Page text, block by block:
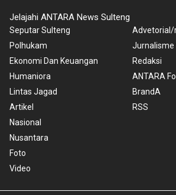
Jelajahi ANTARA News Sulteng
Seputar Sulteng
Polhukam
Ekonomi Dan Keuangan
Humaniora
Lintas Jagad
Artikel
Nasional
Nusantara
Foto
Video
Advetorial/
Jurnalisme
Redaksi
ANTARA
BrandA
RSS